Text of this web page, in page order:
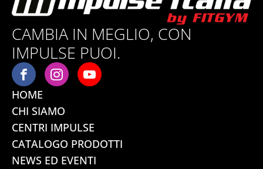
CAMBIA IN MEGLIO, CON
IMPULSE PUOI.
HOME
CHI SIAMO
CENTRI IMPULSE
CATALOGO PRODOTTI
NEWS ED EVENTI